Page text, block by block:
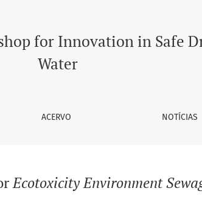
for Innovation in Safe
Water
ACERVO NOTÍCIAS
Ecotoxicity Environment